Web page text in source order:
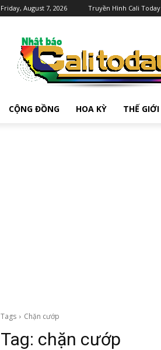
Friday, August 7, 2026 Truyền Hình Cali Today
CỘNG ĐỒNG HOA KỲ THẾ GIỚI
Tags Chặn cướp
Tag: chặn cướp